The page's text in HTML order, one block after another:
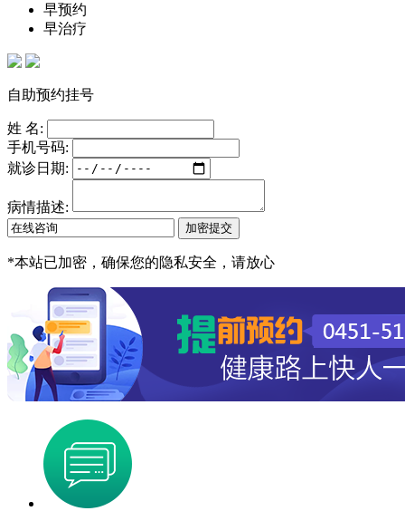
早预约
早治疗
自助预约挂号
姓 名:
手机号码:
就诊日期:
病情描述:
*本站已加密，确保您的隐私安全，请放心